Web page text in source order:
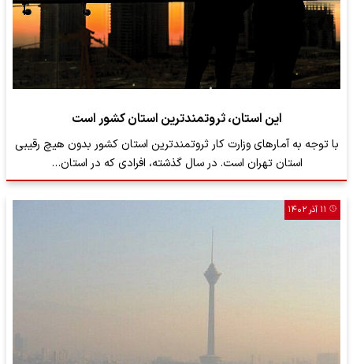
این استان، ثروتمندترین استان کشور است
با توجه به آمار‌های وزارت کار ثروتمندترین استان کشور بدون هیچ رقیبی
استان تهران است. در سال گذشته، افرادی که در استان…
۱۱ آذر ۱۴۰۲